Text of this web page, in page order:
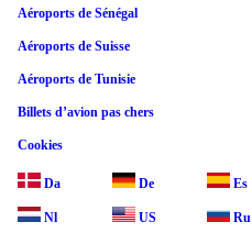
Aéroports de Sénégal
Aéroports de Suisse
Aéroports de Tunisie
Billets d’avion pas chers
Cookies
Da De Es
Nl US Ru